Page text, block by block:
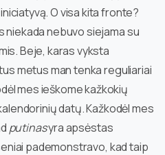
O visa kita fronte?
nebuvo siejama su
Beje, karas vyksta
metus man tenka reguliariai
mes ieškome kažkokių
datų. Kažkodėl mes
putinasyra apsėstas
pademonstravo, kad taip